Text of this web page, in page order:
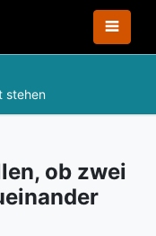
stehen
ob zwei